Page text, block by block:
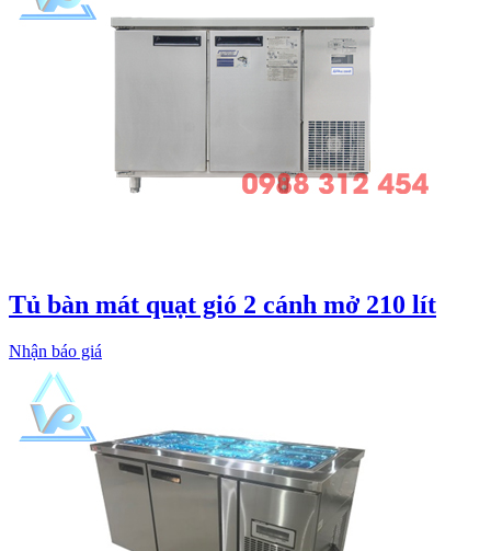
Tủ bàn mát quạt gió 2 cánh mở 210 lít
Nhận báo giá